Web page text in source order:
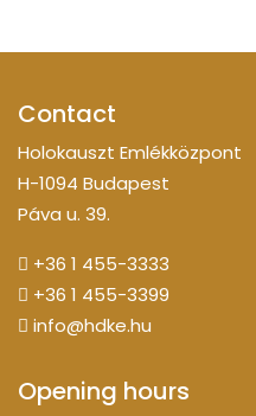
Contact
Holokauszt Emlékközpont
H-1094 Budapest
Páva u. 39.
+36 1 455-3333
+36 1 455-3399
info@hdke.hu
Opening hours